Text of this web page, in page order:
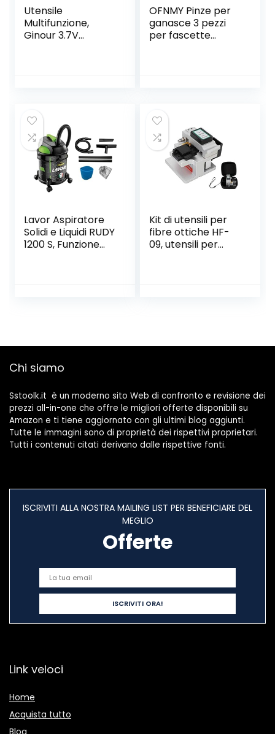
Utensile
Multifunzione,
Ginour 3.7V
Velocità Variabili,
USB Ricaricabile
Batteria al Litio, Per
DIY
OFNMY Pinze per
ganasce 3 pezzi
per fascette
Lavor Aspiratore
Solidi e Liquidi RUDY
1200 S, Funzione
Kit di utensili per
fibre ottiche HF-
09, utensili per
inferiore a 0,5
Chi siamo
Sstoolk.it è un moderno sito Web di confronto e revisione dei
prezzi all-in-one che offre le migliori offerte disponibili su
Amazon e ti tiene aggiornato con gli ultimi blog aggiunti.
Tutte le immagini sono di proprietà dei rispettivi proprietari.
Tutti i contenuti citati derivano dalle rispettive fonti.
ISCRIVITI ALLA NOSTRA MAILING LIST PER BENEFICIARE DEL
MEGLIO
Offerte
Link veloci
Home
Acquista tutto